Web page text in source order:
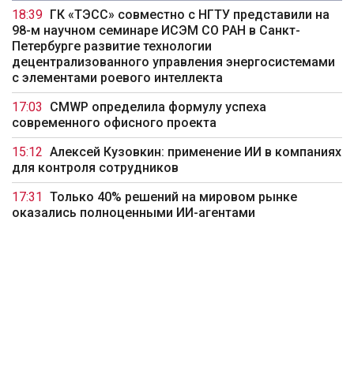
18:39
ГК «ТЭСС» совместно с НГТУ представили на
98-м научном семинаре ИСЭМ СО РАН в Санкт-
Петербурге развитие технологии
децентрализованного управления энергосистемами
с элементами роевого интеллекта
17:03
CMWP определила формулу успеха
современного офисного проекта
15:12 Алексей Кузовкин: применение ИИ в компаниях
для контроля сотрудников
17:31
Только 40% решений на мировом рынке
оказались полноценными ИИ-агентами